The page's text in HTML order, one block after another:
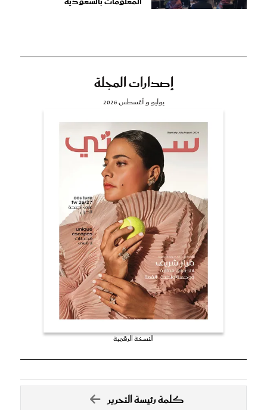
إصدارات المجلة
يوليو و أغسطس 2026
النسخة الرقمية
كلمة رئيسة التحرير